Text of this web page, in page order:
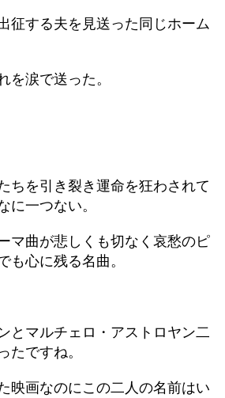
征する夫を見送った同じホーム
を涙で送った。
ちを引き裂き運命を狂わされて
に一つない。
マ曲が悲しくも切なく哀愁のピ
も心に残る名曲。
とマルチェロ・アストロヤン二
たですね。
映画なのにこの二人の名前はい